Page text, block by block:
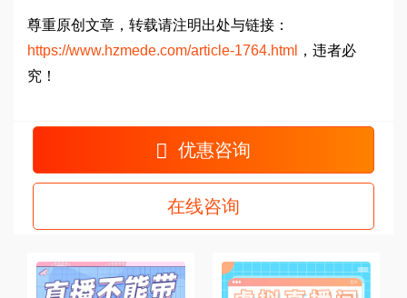
尊重原创文章，转载请注明出处与链接：
https://www.hzmede.com/article-1764.html
，违者必
究！
优惠咨询
在线咨询